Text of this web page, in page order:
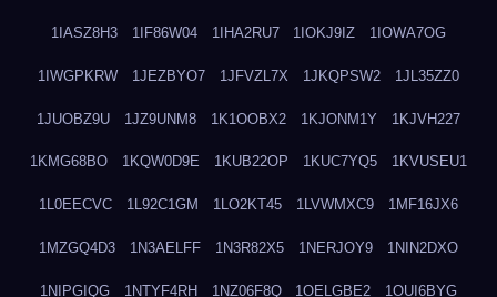
1IASZ8H3 1IF86W04 1IHA2RU7 1IOKJ9IZ 1IOWA7OG
1IWGPKRW 1JEZBYO7 1JFVZL7X 1JKQPSW2 1JL35ZZ0
1JUOBZ9U 1JZ9UNM8 1K1OOBX2 1KJONM1Y 1KJVH227
1KMG68BO 1KQW0D9E 1KUB22OP 1KUC7YQ5 1KVUSEU1
1L0EECVC 1L92C1GM 1LO2KT45 1LVWMXC9 1MF16JX6
1MZGQ4D3 1N3AELFF 1N3R82X5 1NERJOY9 1NIN2DXO
1NIPGIQG 1NTYF4RH 1NZ06F8Q 1OELGBE2 1OUI6BYG